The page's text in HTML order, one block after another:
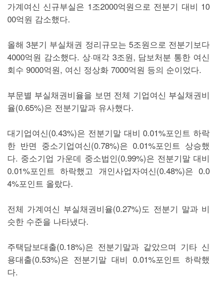
가계여신 신규부실은 1조2000억원으로 전분기 대비 10
00억원 감소했다.
올해 3분기 부실채권 정리규모는 5조원으로 전분기보다
4000억원 감소했다. 상·매각 3조원, 담보처분 통한 여신
회수 9000억원, 여신 정상화 7000억원 등의 순이었다.
부문별 부실채권비율을 보면 전체 기업여신 부실채권비
율(0.65%)은 전분기말과 유사했다.
대기업여신(0.43%)은 전분기말 대비 0.01%포인트 하락
한 반면 중소기업여신(0.78%)은 0.01%포인트 상승했
다. 중소기업 가운데 중소법인(0.99%)은 전분기말 대비
0.01%포인트 하락했고 개인사업자여신(0.48%)은 0.0
4%포인트 올랐다.
전체 가계여신 부실채권비율(0.27%)도 전분기 말과 비
슷한 수준을 나타냈다.
주택담보대출(0.18%)은 전분기말과 같았으며 기타 신
용대출(0.53%)은 전분기말 대비 0.01%포인트 하락했
다.